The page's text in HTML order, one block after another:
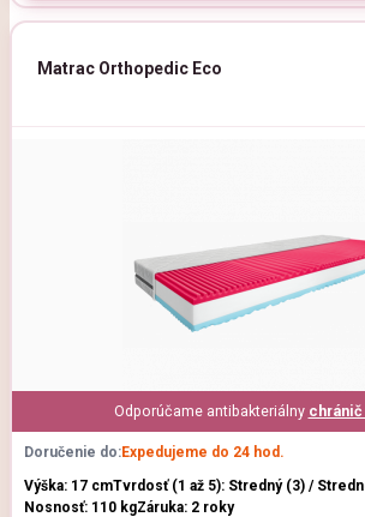
Matrac Orthopedic Eco
Odporúčame antibakteriálny
Doručenie do:Expedujeme do 24 hod.
Výška: 17 cmTvrdosť (1 až 5): Stredný (3) /
Nosnosť: 110 kgZáruka: 2 roky